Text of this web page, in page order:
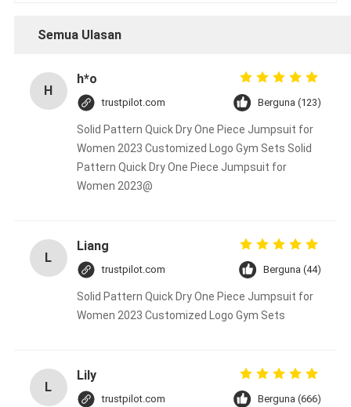
Semua Ulasan
H
h*o
trustpilot.com Berguna (123)
Solid Pattern Quick Dry One Piece Jumpsuit for
Women 2023 Customized Logo Gym Sets Solid
Pattern Quick Dry One Piece Jumpsuit for
Women 2023@
L
Liang
trustpilot.com Berguna (44)
Solid Pattern Quick Dry One Piece Jumpsuit for
Women 2023 Customized Logo Gym Sets
L
Lily
trustpilot.com Berguna (666)